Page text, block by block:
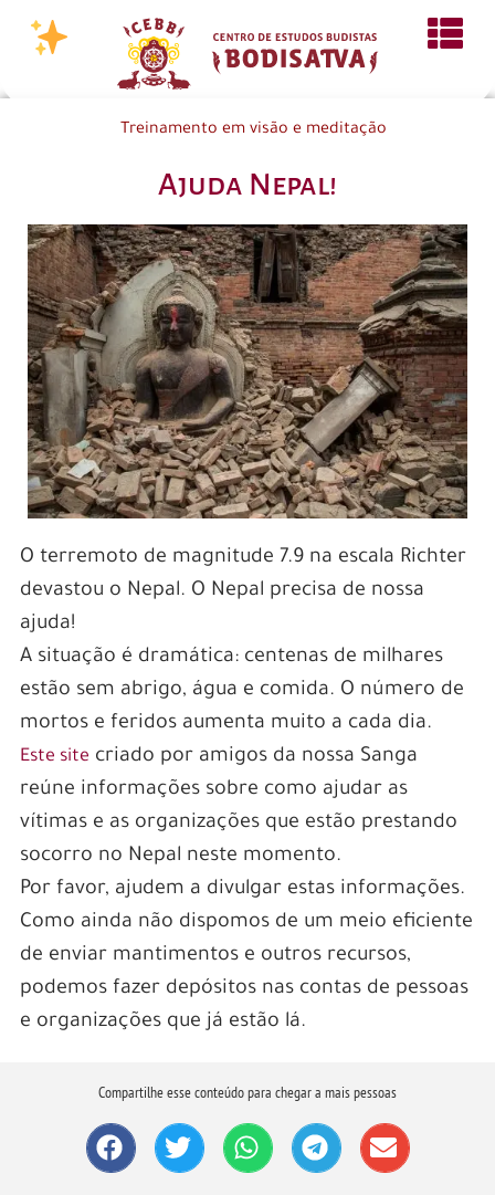
Treinamento em visão e meditação
Ajuda Nepal!
O terremoto de magnitude 7.9 na escala Richter
devastou o Nepal. O Nepal precisa de nossa
ajuda!
A situação é dramática: centenas de milhares
estão sem abrigo, água e comida. O número de
mortos e feridos aumenta muito a cada dia.
Este site criado por amigos da nossa Sanga
reúne informações sobre como ajudar as
vítimas e as organizações que estão prestando
socorro no Nepal neste momento.
Por favor, ajudem a divulgar estas informações.
Como ainda não dispomos de um meio eficiente
de enviar mantimentos e outros recursos,
podemos fazer depósitos nas contas de pessoas
e organizações que já estão lá.
Compartilhe esse conteúdo para chegar a mais pessoas